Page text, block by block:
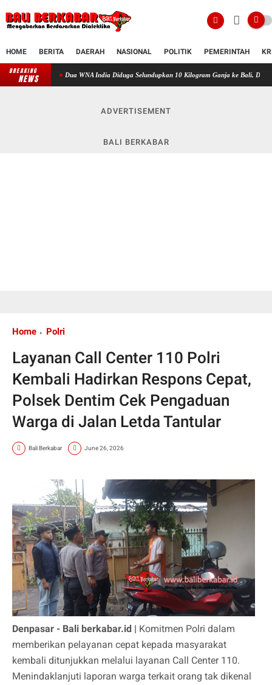
HOME BERITA DAERAH NASIONAL POLITIK PEMERINTAH
BREAKING
NEWS
Dua WNA India Diduga Selundupkan 10 Kilogram Ganja ke Bali, Disamarkan dalam
ADVERTISEMENT
BALI BERKABAR
Home Polri
Layanan Call Center 110 Polri
Kembali Hadirkan Respons Cepat,
Polsek Dentim Cek Pengaduan
Warga di Jalan Letda Tantular
Bali Berkabar June 26, 2026
Denpasar - Bali berkabar.id | Komitmen Polri dalam
memberikan pelayanan cepat kepada masyarakat
kembali ditunjukkan melalui layanan Call Center 110.
Menindaklanjuti laporan warga terkait orang tak dikenal